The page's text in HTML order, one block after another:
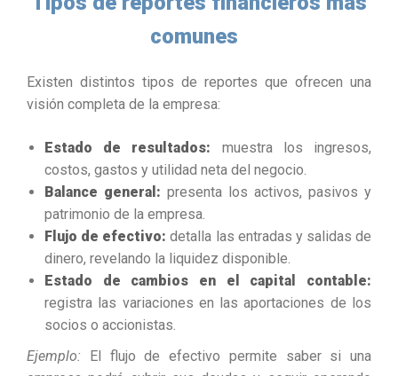
comunes
Existen distintos tipos de reportes que ofrecen una
visión completa de la empresa:
Estado de resultados: muestra los ingresos,
costos, gastos y utilidad neta del negocio.
Balance general: presenta los activos, pasivos y
patrimonio de la empresa.
Flujo de efectivo: detalla las entradas y salidas de
dinero, revelando la liquidez disponible.
Estado de cambios en el capital contable:
registra las variaciones en las aportaciones de los
socios o accionistas.
Ejemplo: El flujo de efectivo permite saber si una